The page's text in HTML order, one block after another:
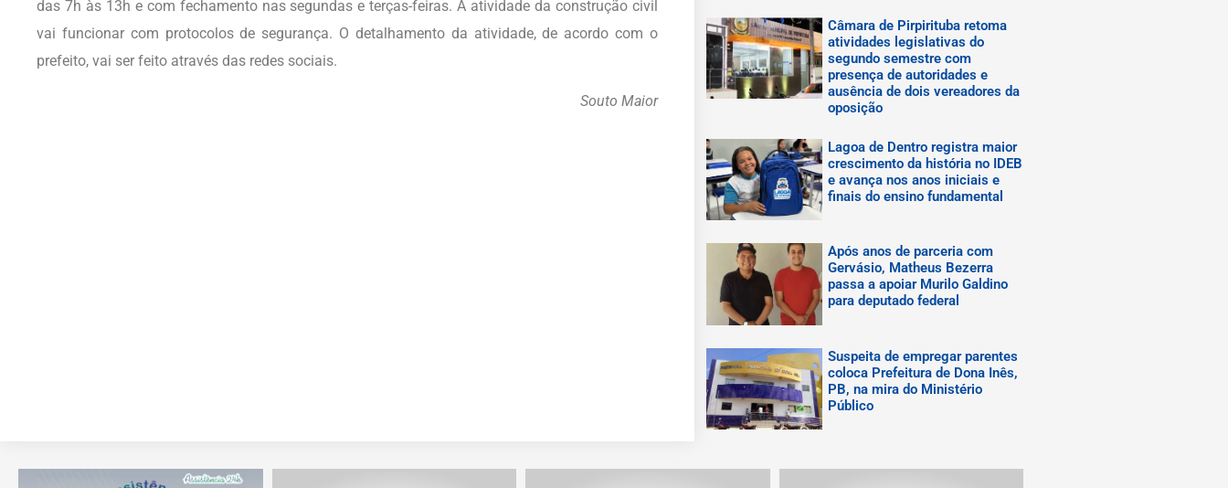
das 7h às 13h e com fechamento nas segundas e terças-feiras. A atividade da construção civil
vai funcionar com protocolos de segurança. O detalhamento da atividade, de acordo com o
prefeito, vai ser feito através das redes sociais.
Souto Maior
Câmara de Pirpirituba retoma
atividades legislativas do
segundo semestre com
presença de autoridades e
ausência de dois vereadores da
oposição
Lagoa de Dentro registra maior
crescimento da história no IDEB
e avança nos anos iniciais e
finais do ensino fundamental
Após anos de parceria com
Gervásio, Matheus Bezerra
passa a apoiar Murilo Galdino
para deputado federal
Suspeita de empregar parentes
coloca Prefeitura de Dona Inês,
PB, na mira do Ministério
Público